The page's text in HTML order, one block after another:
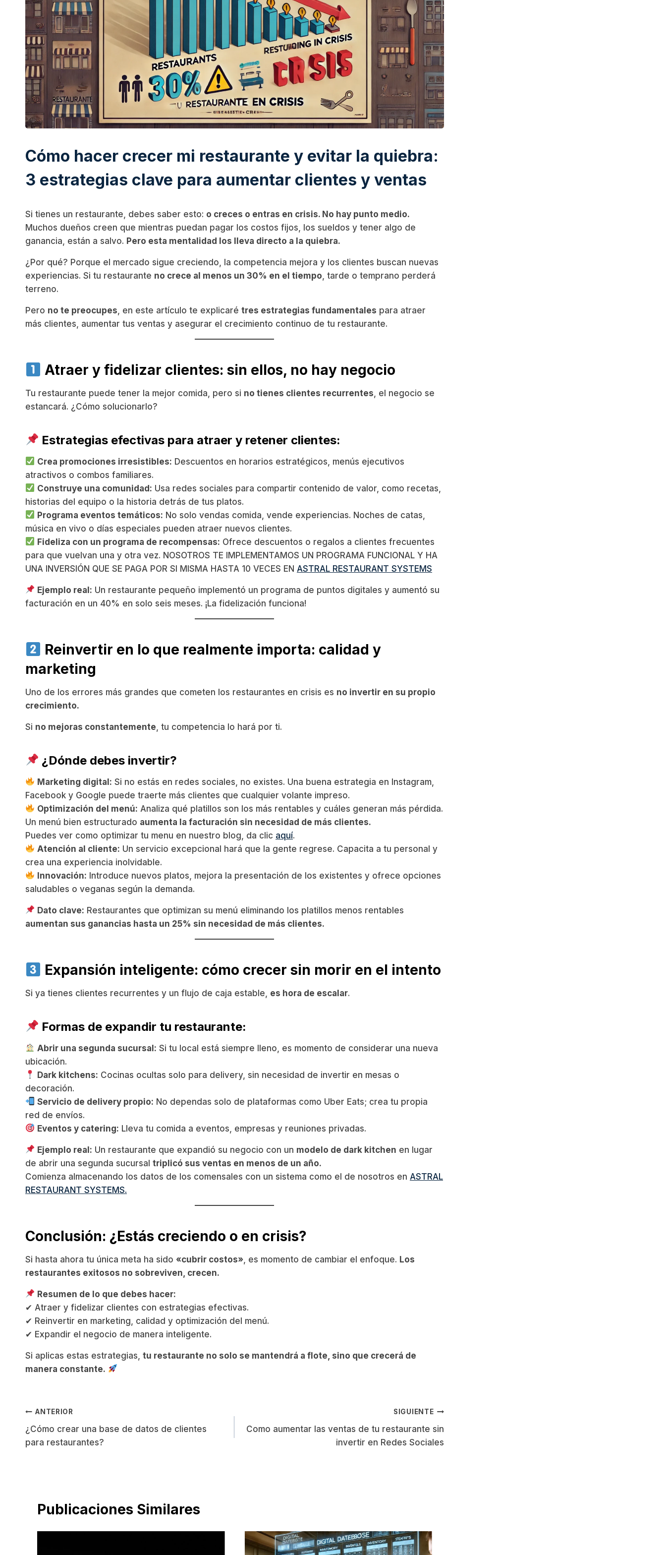
Cómo hacer crecer mi restaurante y evitar la quiebra:
3 estrategias clave para aumentar clientes y ventas
Si tienes un restaurante, debes saber esto: o creces o entras en crisis. No hay punto medio.
Muchos dueños creen que mientras puedan pagar los costos fijos, los sueldos y tener algo de
ganancia, están a salvo. Pero esta mentalidad los lleva directo a la quiebra.
¿Por qué? Porque el mercado sigue creciendo, la competencia mejora y los clientes buscan nuevas
experiencias. Si tu restaurante no crece al menos un 30% en el tiempo , tarde o temprano perderá
terreno.
Pero no te preocupes , en este artículo te explicaré tres estrategias fundamentales para atraer
más clientes, aumentar tus ventas y asegurar el crecimiento continuo de tu restaurante.
Atraer y fidelizar clientes: sin ellos, no hay negocio
Tu restaurante puede tener la mejor comida, pero si no tienes clientes recurrentes , el negocio se
estancará. ¿Cómo solucionarlo?
Estrategias efectivas para atraer y retener clientes:
Crea promociones irresistibles: Descuentos en horarios estratégicos, menús ejecutivos
atractivos o combos familiares.
Construye una comunidad: Usa redes sociales para compartir contenido de valor, como recetas,
historias del equipo o la historia detrás de tus platos.
Programa eventos temáticos: No solo vendas comida, vende experiencias. Noches de catas,
música en vivo o días especiales pueden atraer nuevos clientes.
Fideliza con un programa de recompensas: Ofrece descuentos o regalos a clientes frecuentes
para que vuelvan una y otra vez. NOSOTROS TE IMPLEMENTAMOS UN PROGRAMA FUNCIONAL Y HA
UNA INVERSIÓN QUE SE PAGA POR SI MISMA HASTA 10 VECES EN ASTRAL RESTAURANT SYSTEMS
Ejemplo real: Un restaurante pequeño implementó un programa de puntos digitales y aumentó su
facturación en un 40% en solo seis meses. ¡La fidelización funciona!
Reinvertir en lo que realmente importa: calidad y
marketing
Uno de los errores más grandes que cometen los restaurantes en crisis es no invertir en su propio
crecimiento.
Si no mejoras constantemente , tu competencia lo hará por ti.
¿Dónde debes invertir?
Marketing digital: Si no estás en redes sociales, no existes. Una buena estrategia en Instagram,
Facebook y Google puede traerte más clientes que cualquier volante impreso.
Optimización del menú: Analiza qué platillos son los más rentables y cuáles generan más pérdida.
Un menú bien estructurado aumenta la facturación sin necesidad de más clientes.
Puedes ver como optimizar tu menu en nuestro blog, da clic aquí.
Atención al cliente: Un servicio excepcional hará que la gente regrese. Capacita a tu personal y
crea una experiencia inolvidable.
Innovación: Introduce nuevos platos, mejora la presentación de los existentes y ofrece opciones
saludables o veganas según la demanda.
Dato clave: Restaurantes que optimizan su menú eliminando los platillos menos rentables
aumentan sus ganancias hasta un 25% sin necesidad de más clientes.
Expansión inteligente: cómo crecer sin morir en el intento
Si ya tienes clientes recurrentes y un flujo de caja estable, es hora de escalar.
Formas de expandir tu restaurante:
Abrir una segunda sucursal: Si tu local está siempre lleno, es momento de considerar una nueva
ubicación.
Dark kitchens: Cocinas ocultas solo para delivery, sin necesidad de invertir en mesas o
decoración.
Servicio de delivery propio: No dependas solo de plataformas como Uber Eats; crea tu propia
red de envíos.
Eventos y catering: Lleva tu comida a eventos, empresas y reuniones privadas.
Ejemplo real: Un restaurante que expandió su negocio con un modelo de dark kitchen en lugar
de abrir una segunda sucursal triplicó sus ventas en menos de un año.
Comienza almacenando los datos de los comensales con un sistema como el de nosotros en ASTRAL
RESTAURANT SYSTEMS.
Conclusión: ¿Estás creciendo o en crisis?
Si hasta ahora tu única meta ha sido «cubrir costos» , es momento de cambiar el enfoque. Los
restaurantes exitosos no sobreviven, crecen.
Resumen de lo que debes hacer:
✔ Atraer y fidelizar clientes con estrategias efectivas.
✔ Reinvertir en marketing, calidad y optimización del menú.
✔ Expandir el negocio de manera inteligente.
Si aplicas estas estrategias, tu restaurante no solo se mantendrá a flote, sino que crecerá de
manera constante.
Navegación
de
entradas
ANTERIOR
¿Cómo crear una base de datos de clientes
para restaurantes?
SIGUIENTE
Como aumentar las ventas de tu restaurante sin
invertir en Redes Sociales
Publicaciones Similares